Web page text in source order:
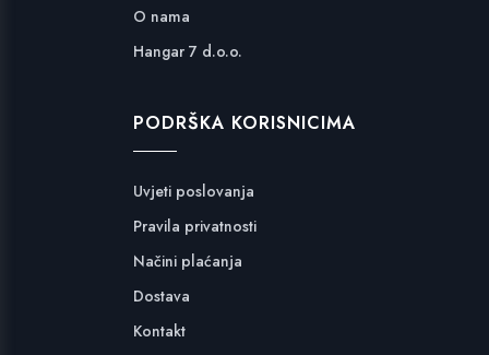
O nama
Hangar 7 d.o.o.
PODRŠKA KORISNICIMA
Uvjeti poslovanja
Pravila privatnosti
Načini plaćanja
Dostava
Kontakt